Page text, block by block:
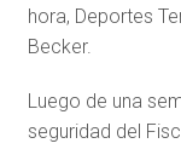
hora, Deportes
Becker.
Luego de una
seguridad del